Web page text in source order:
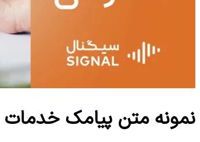
نمونه متن پیامک خدمات